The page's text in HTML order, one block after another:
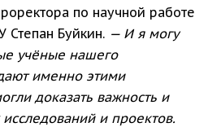
по научной работе
Степан Буйкин. — И я могу
учёные нашего
именно этими
доказать важность и
исследований и проектов.